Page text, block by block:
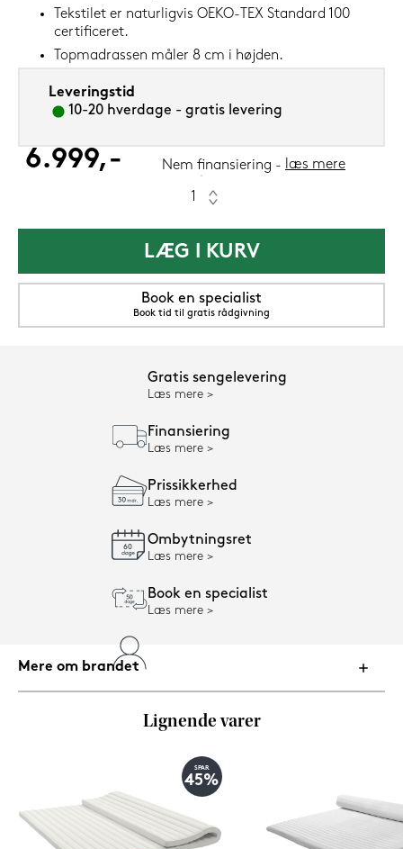
Tekstilet er naturligvis OEKO-TEX Standard 100
certificeret.
Topmadrassen måler 8 cm i højden.
Leveringstid
10-20 hverdage - gratis levering
6.999,- Nem finansiering læs mere
LÆG I KURV
Book en specialist
Book tid til gratis rådgivning
Gratis sengelevering
Læs mere
Finansiering
Læs mere
Prissikkerhed
Læs mere
Ombytningsret
Læs mere
Book en specialist
Læs mere
Mere om brandet
Lignende varer
SPAR
45%